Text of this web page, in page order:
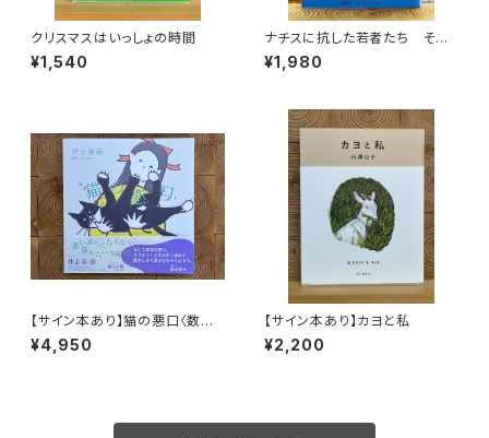
クリスマスはいっしょの時間
¥1,540
ナチスに抗した若者たち その
生き方を問う
¥1,980
【サイン本あり】猫の悪口〈数量
限定・オリジナルトート付き〉
¥4,950
【サイン本あり】カヨと私
¥2,200